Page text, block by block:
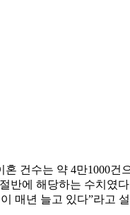
건수는 약 4만1000
에 해당하는 수치였
매년 늘고 있다”라고